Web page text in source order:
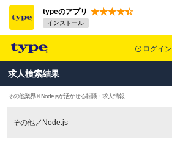
typeのアプリ
インストール
ログイン
求人検索結果
その他業界 × Node.jsが活かせる転職・求人情報
その他／Node.js